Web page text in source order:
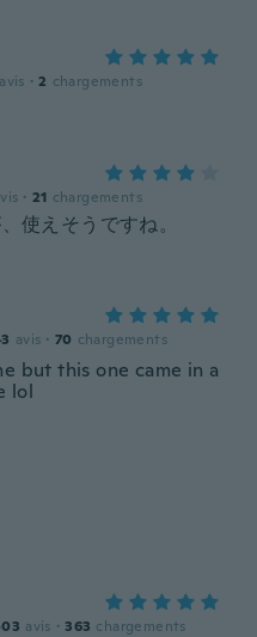
avis · 2 chargements
· 21 chargements
使えそうですね。
avis · 70 chargements
but this one came in a
lol
avis · 363 chargements